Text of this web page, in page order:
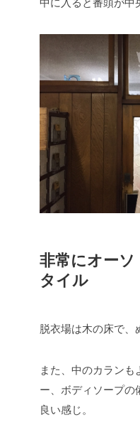
中に入ると番頭が中
非常にオーソ
タイル
脱衣場は木の床で、
また、中のカランも
ー、ボディソープの
良い感じ。